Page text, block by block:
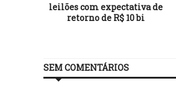
leilões com expectativa de
retorno de R$ 10 bi
SEM COMENTÁRIOS